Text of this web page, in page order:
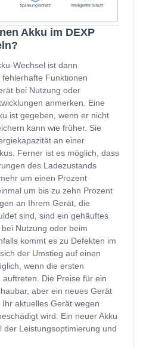
Akku im DEXP
Wechsel ist dann
Funktionen
bei Nutzung oder
anmerken. Eine
ist gegeben, wenn er nicht
kann wie früher. Sie
an einer
Ferner ist es möglich, dass
des Ladezustands
um einen Prozent
um bis zu zehn Prozent
an Ihrem Gerät, die
sind, sind ein gehäuftes
Nutzung oder beim
kommt es zu Defekten im
der Umstieg auf einen
wenn die ersten
Die Preise für ein
aber ein neues Gerät
aktuelles Gerät wegen
wird. Ein neuer Akku
der Leistungsoptimierung und